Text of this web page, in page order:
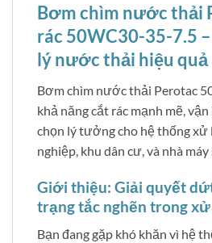
Bơm chìm nước thải
rác 50WC30-35-7.5
lý nước thải hiệu quả
Bơm chìm nước thải Perotac
khả năng cắt rác mạnh mẽ,
chọn lý tưởng cho hệ thống
nghiệp, khu dân cư, và nhà
Giới thiệu: Giải quyết
trạng tắc nghẽn trong
Bạn đang gặp khó khăn vì hệ